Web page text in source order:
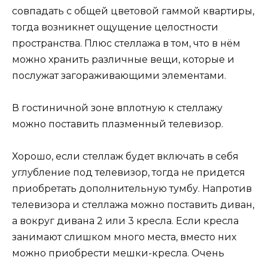
совпадать с общей цветовой гаммой квартиры,
тогда возникнет ощущение целостности
пространства. Плюс стеллажа в том, что в нём
можно хранить различные вещи, которые и
послужат загораживающими элементами.
В гостиничной зоне вплотную к стеллажу
можно поставить плазменный телевизор.
Хорошо, если стеллаж будет включать в себя
углубление под телевизор, тогда не придется
приобретать дополнительную тумбу. Напротив
телевизора и стеллажа можно поставить диван,
а вокруг дивана 2 или 3 кресла. Если кресла
занимают слишком много места, вместо них
можно приобрести мешки-кресла. Очень